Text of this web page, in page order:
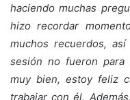
haciendo muchas
hizo recordar
muchos recuerdos,
sesión no fueron para
muy bien, estoy feliz
trabajar con él.